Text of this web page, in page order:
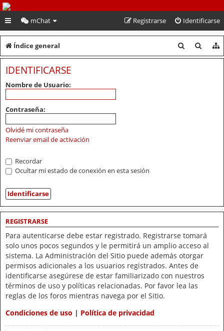
PeruVoley.com
mChat Identificarse
Registrarse
Índice general
u
u
IDENTIFICARSE
Nombre de Usuario:
Contraseña:
Olvidé mi contraseña
Reenviar email de activación
Recordar
Ocultar mi estado de conexión en esta sesión
REGISTRARSE
Para autenticarse debe estar registrado. Registrarse tomará
solo unos pocos segundos y le permitirá un amplio acceso al
sistema. La Administración del Sitio puede además otorgar
permisos adicionales a los usuarios registrados. Antes de
identificarse asegúrese de estar familiarizado con nuestros
términos de uso y políticas relacionadas. Por favor lea las
reglas de los foros mientras navega por el Sitio.
Condiciones de uso | Política de privacidad